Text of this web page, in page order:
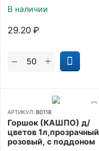
В наличии
29.20 ₽
+
−
АРТИКУЛ: В0118
Горшок (КАШПО) д/
цветов 1л,прозрачный
розовый, с поддоном